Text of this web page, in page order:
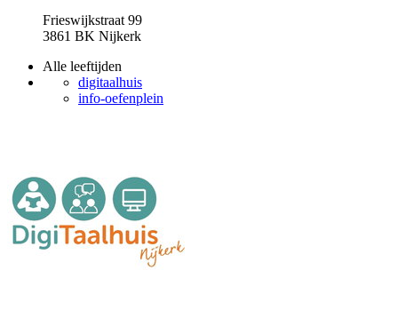
Frieswijkstraat 99
3861 BK Nijkerk
Alle leeftijden
digitaalhuis
info-oefenplein